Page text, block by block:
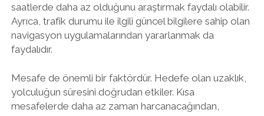
saatlerde daha az olduğunu araştırmak faydalı olabilir.
Ayrıca, trafik durumu ile ilgili güncel bilgilere sahip olan
navigasyon uygulamalarından yararlanmak da
faydalıdır.
Mesafe de önemli bir faktördür. Hedefe olan uzaklık,
yolculuğun süresini doğrudan etkiler. Kısa
mesafelerde daha az zaman harcanacağından,